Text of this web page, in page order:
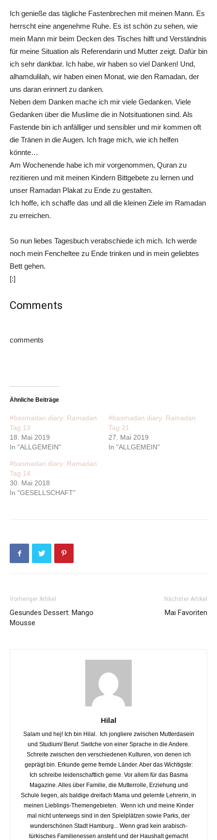
Ich genieße das tägliche Fastenbrechen mit meinen Mann. Es
herrscht eine angenehme Ruhe. Es ist schön zu sehen, wie
mein Mann mir beim Decken des Tisches hilft und Verständnis
für meine Situation als Referendarin und Mutter zeigt. Dafür bin
ich sehr dankbar. Ich habe, wir haben so viel Danken! Und,
alhamdulilah, wir haben einen Monat, wie den Ramadan, der
uns daran erinnert zu danken.
Neben dem Danken mache ich mir viele Gedanken. Viele
Gedanken über die Muslime die in Notsituationen sind. Als
Fastende bin ich anfälliger und sensibler und mir kommen oft
die Tränen in die Augen. Ich frage mich, wie ich helfen
könnte…
Am Wochenende habe ich mir vorgenommen, Quran zu
rezitieren und mit meinen Kindern Bittgebete zu lernen und
unser Ramadan Plakat zu Ende zu gestalten.
Ich hoffe, ich schaffe das und all die kleinen Ziele im Ramadan
zu erreichen.
So nun liebes Tagesbuch verabschiede ich mich. Ich werde
noch mein Fencheltee zu Ende trinken und in mein geliebtes
Bett gehen.
[:]
Comments
comments
Ähnliche Beiträge
#basmadan diary: Ramadan
Tag 13
18. Mai 2019
In "ALLGEMEIN"
#basmadan diary: Ramadan
Tag 21
27. Mai 2019
In "ALLGEMEIN"
#basmadan diary: Ramadan
Tag 14
30. Mai 2018
In "GESELLSCHAFT"
Vorheriger Artikel
Gesundes Dessert: Mango
Mousse
Nächster Artikel
Mai Favoriten
Hilal
Salam und hej! Ich bin Hilal. Ich jongliere zwischen Mutterdasein
und Studium/ Beruf. Switche von einer Sprache in die Andere.
Schreite zwischen den verschiedenen Kulturen, von denen ich
geprägt bin. Erkunde gerne fremde Länder. Aber das Wichtigste:
Ich schreibe leidenschaftlich gerne. Vor allem für das Basma
Magazine. Alles über Familie, die Mutterrolle, Erziehung und
Schule liegen, als baldige dreifach Mama und gelernte Lehrerin, in
meinen Lieblings-Themengebieten. Wenn ich und meine Kinder
mal nicht unterwegs sind in den Spielplätzen sowie Parks, der
wunderschönen Stadt Hamburg... Wenn grad kein arabisch-
türkisches Familienessen ansteht und der Haushalt gemacht